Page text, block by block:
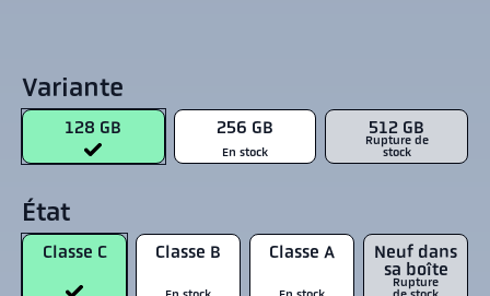
Variante
128 GB 256 GB
En stock
512 GB
Rupture de
stock
État
Classe C Classe B Classe A
Neuf dans
sa boîte
Rupture